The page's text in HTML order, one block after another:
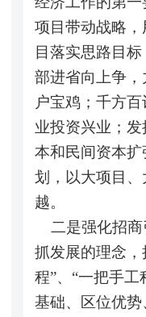
项目带动战略
目落实思路目
部进省向上争
户宝鸡；千方
业投资兴业；
本和民间资本
划，以大项目
越。
二是强化招商
抓发展的理念，
程”、“一把手
基础、区位优势